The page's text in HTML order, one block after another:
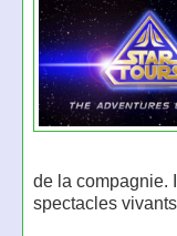
de la compagnie.
spectacles